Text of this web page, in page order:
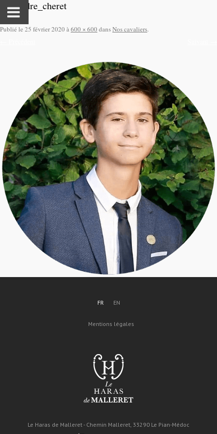
alexandre_cheret
Publié le 25 février 2020 à600 × 600 dansNos cavaliers.
FR EN
Mentions légales
Le Haras de Malleret - Chemin Malleret, 33290 Le Pian-Médoc